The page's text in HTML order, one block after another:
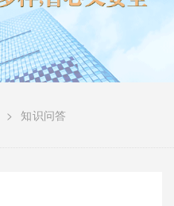
> 知识问答